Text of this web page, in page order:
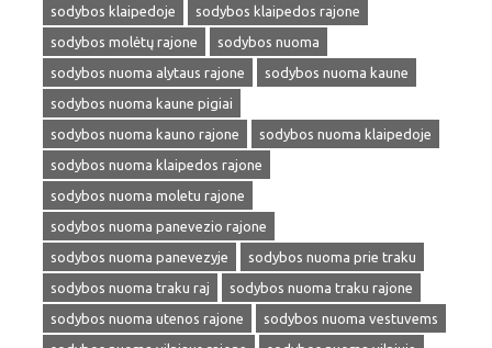
sodybos klaipedoje
sodybos klaipedos rajone
sodybos molėtų rajone
sodybos nuoma
sodybos nuoma alytaus rajone
sodybos nuoma kaune
sodybos nuoma kaune pigiai
sodybos nuoma kauno rajone
sodybos nuoma klaipedoje
sodybos nuoma klaipedos rajone
sodybos nuoma moletu rajone
sodybos nuoma panevezio rajone
sodybos nuoma panevezyje
sodybos nuoma prie traku
sodybos nuoma traku raj
sodybos nuoma traku rajone
sodybos nuoma utenos rajone
sodybos nuoma vestuvems